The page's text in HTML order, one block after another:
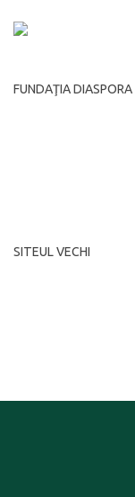
FUNDAŢIA DIASPORA
SITEUL VECHI